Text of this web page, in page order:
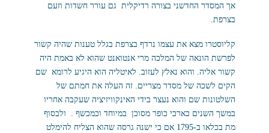
אך המסדר החדשני בצורה רדיקלית גם עורר חשדות וזעם
בצרפת.
קליוסטרו מצא את עצמו נרדף בצרפת בגלל טענות שהיה קשור
לפרשת הונאה של המלכה מרי אנטואנט שהוא לא באמת היה
קשור אליה. והוא נאלץ לעזוב. לאיטליה הוא היגיע לרומא שם
הקים לשכה של מסדר מצריים. זה העלה את חמתם של
השלטונות שם והוא נעצר בידי האינקוויזיציה שעקבה אחריו
במשך השנים כארכי כופר מסוכן במיוחד וכמכשף . ולבסוף
מת בכלאו ב-1795 אם כי ישנה גרסה שהוא הצליח להימלט